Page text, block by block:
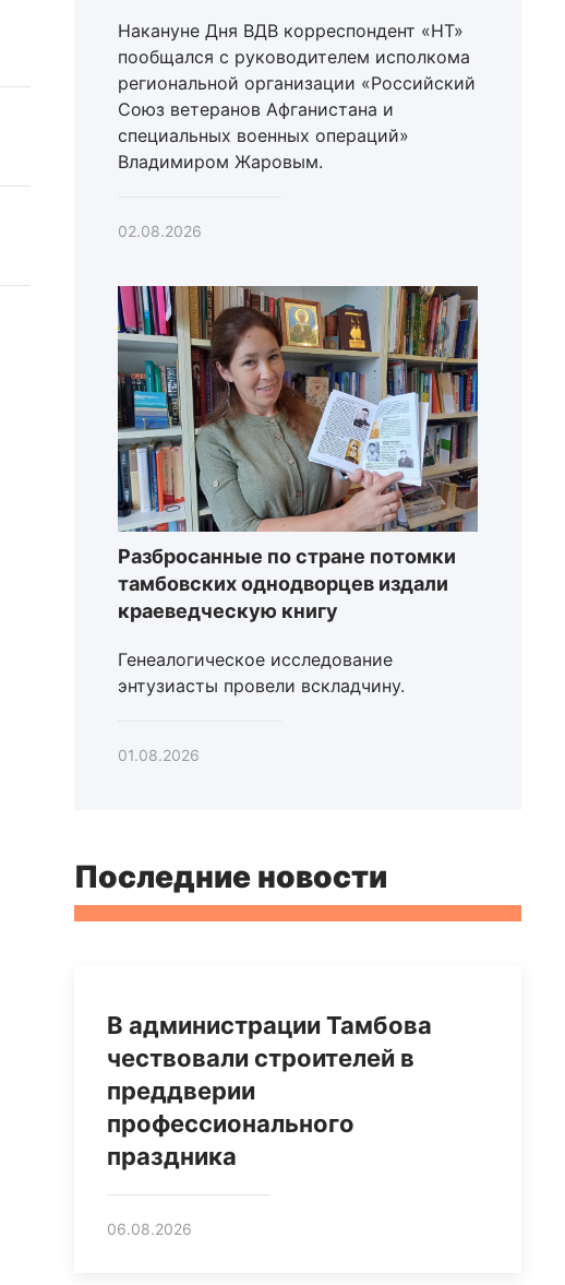
Накануне Дня ВДВ корреспондент «НТ»
пообщался с руководителем исполкома
региональной организации «Российский
Союз ветеранов Афганистана и
специальных военных операций»
Владимиром Жаровым.
02.08.2026
Разбросанные по стране потомки
тамбовских однодворцев издали
краеведческую книгу
Генеалогическое исследование
энтузиасты провели вскладчину.
01.08.2026
Последние новости
В администрации Тамбова
чествовали строителей в
преддверии
профессионального
праздника
06.08.2026